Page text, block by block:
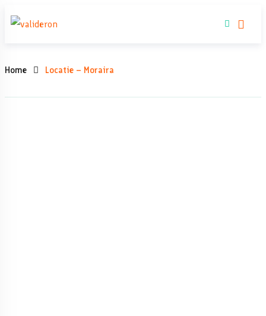
Woning kopen
Home Locatie – Moraira